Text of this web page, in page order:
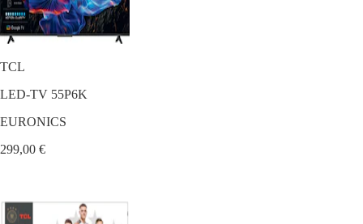
TCL
LED-TV 55P6K
EURONICS
299,00 €